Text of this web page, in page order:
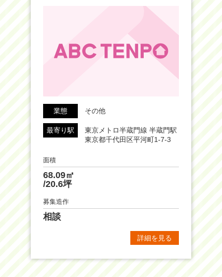
業態 その他
最寄り駅
東京メトロ半蔵門線 半蔵門駅
東京都千代田区平河町1-7-3
面積
68.09㎡
/20.6坪
募集造作
相談
詳細を見る